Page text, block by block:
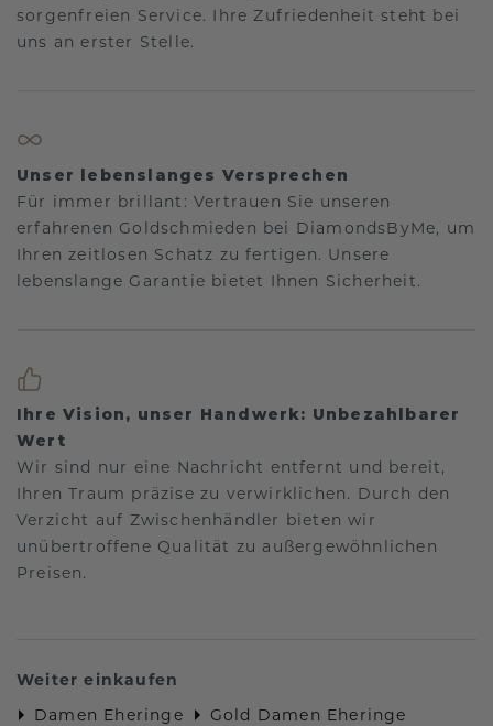
sorgenfreien Service. Ihre Zufriedenheit steht bei
uns an erster Stelle.
Unser lebenslanges Versprechen
Für immer brillant: Vertrauen Sie unseren
erfahrenen Goldschmieden bei DiamondsByMe, um
Ihren zeitlosen Schatz zu fertigen. Unsere
lebenslange Garantie bietet Ihnen Sicherheit.
Ihre Vision, unser Handwerk: Unbezahlbarer
Wert
Wir sind nur eine Nachricht entfernt und bereit,
Ihren Traum präzise zu verwirklichen. Durch den
Verzicht auf Zwischenhändler bieten wir
unübertroffene Qualität zu außergewöhnlichen
Preisen.
Weiter einkaufen
Damen Eheringe
Gold Damen Eheringe